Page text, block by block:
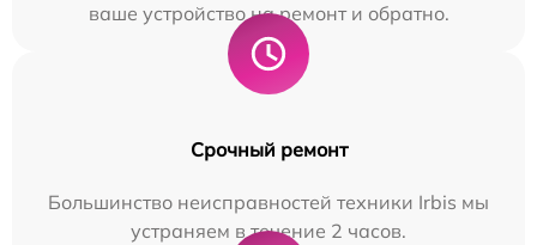
ваше устройство на ремонт и обратно.
Срочный ремонт
Большинство неисправностей техники Irbis мы
устраняем в течение 2 часов.